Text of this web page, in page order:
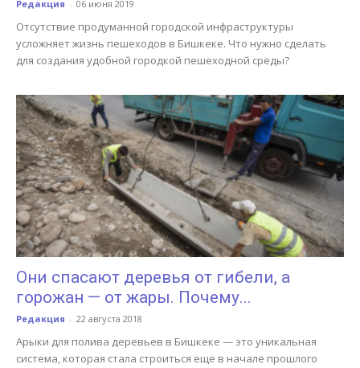
Редакция - 06 июня 2019
Отсутствие продуманной городской инфраструктуры
усложняет жизнь пешеходов в Бишкеке. Что нужно сделать
для создания удобной городкой пешеходной среды?
Они спасают деревья от гибели, а
горожан — от жары. Почему...
Редакция - 22 августа 2018
Арыки для полива деревьев в Бишкеке — это уникальная
система, которая стала строиться еще в начале прошлого